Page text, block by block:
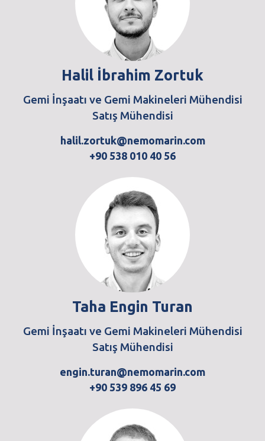
Halil İbrahim Zortuk
Gemi İnşaatı ve Gemi Makineleri Mühendisi
Satış Mühendisi
halil.zortuk@nemomarin.com
+90 538 010 40 56
Taha Engin Turan
Gemi İnşaatı ve Gemi Makineleri Mühendisi
Satış Mühendisi
engin.turan@nemomarin.com
+90 539 896 45 69